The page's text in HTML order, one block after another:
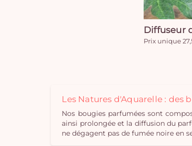
Diffuseur
Prix unique
Les Natures d'Aquarelle : des
Nos bougies parfumées sont
ainsi prolongée et la diffusion du
ne dégagent pas de fumée noire en